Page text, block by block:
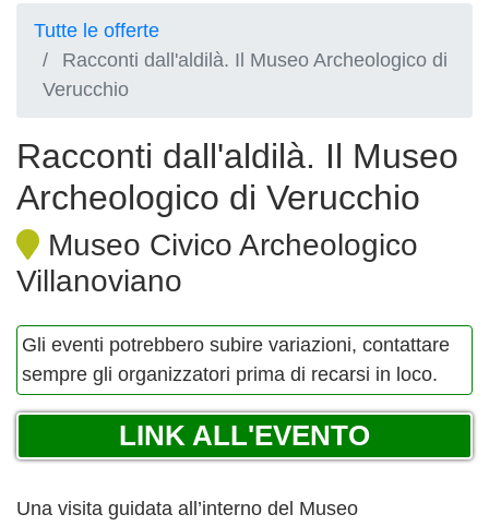
Tutte le offerte
Racconti dall'aldilà. Il Museo Archeologico di
Verucchio
Racconti dall'aldilà. Il Museo
Archeologico di Verucchio
Museo Civico Archeologico
Villanoviano
Gli eventi potrebbero subire variazioni, contattare
sempre gli organizzatori prima di recarsi in loco.
LINK ALL'EVENTO
Una visita guidata all’interno del Museo